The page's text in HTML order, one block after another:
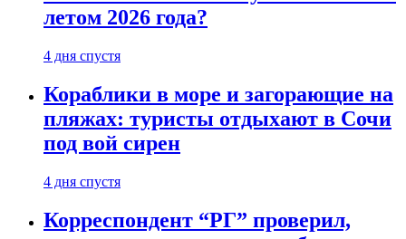
летом 2026 года?
4 дня спустя
Кораблики в море и загорающие на
пляжах: туристы отдыхают в Сочи
под вой сирен
4 дня спустя
Корреспондент “РГ” проверил,